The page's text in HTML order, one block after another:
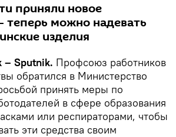
приняли новое
теперь можно надевать
изделия
Sputnik. Профсоюз работников
обратился в Министерство
принять меры по
в сфере образования
или респираторами, чтобы
эти средства своим